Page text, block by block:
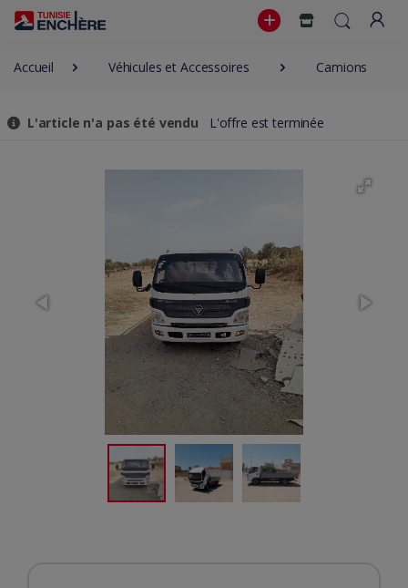
Accueil Véhicules et Accessoires Camions
L'article n'a pas été vendu L'offre est terminée